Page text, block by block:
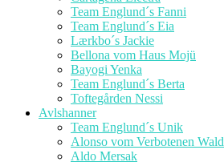
Team Englund´s Fanni
Team Englund´s Eia
Lærkbo´s Jackie
Bellona vom Haus Mojü
Bayogi Yenka
Team Englund´s Berta
Toftegården Nessi
Avlshanner
Team Englund´s Unik
Alonso vom Verbotenen Wald
Aldo Mersak